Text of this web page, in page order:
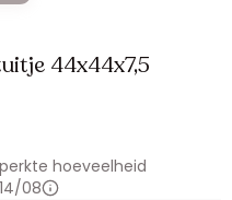
44x44x7,5
hoeveelheid
08